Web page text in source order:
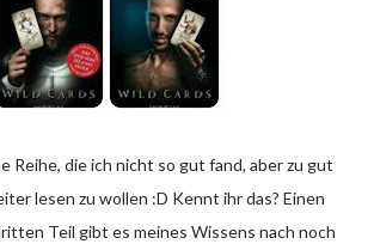
lesen zu wollen :D Kennt ihr das? Einen
Teil gibt es meines Wissens nach noch